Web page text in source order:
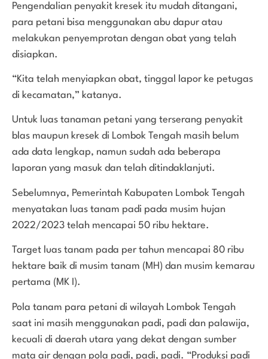
Pengendalian penyakit kresek itu mudah ditangani,
para petani bisa menggunakan abu dapur atau
melakukan penyemprotan dengan obat yang telah
disiapkan.
“Kita telah menyiapkan obat, tinggal lapor ke petugas
di kecamatan,” katanya.
Untuk luas tanaman petani yang terserang penyakit
blas maupun kresek di Lombok Tengah masih belum
ada data lengkap, namun sudah ada beberapa
laporan yang masuk dan telah ditindaklanjuti.
Sebelumnya, Pemerintah Kabupaten Lombok Tengah
menyatakan luas tanam padi pada musim hujan
2022/2023 telah mencapai 50 ribu hektare.
Target luas tanam pada per tahun mencapai 80 ribu
hektare baik di musim tanam (MH) dan musim kemarau
pertama (MK I).
Pola tanam para petani di wilayah Lombok Tengah
saat ini masih menggunakan padi, padi dan palawija,
kecuali di daerah utara yang dekat dengan sumber
mata air dengan pola padi, padi, padi. “Produksi padi